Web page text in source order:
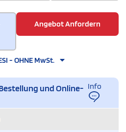
Angebot Anfordern
- OHNE MwSt.
und Online- Info